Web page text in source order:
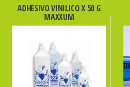
ADHESIVO VINILICO X 50 G
MAXXUM